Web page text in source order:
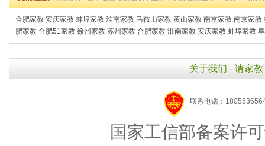
合肥家教 安庆家教 蚌埠家教 淮南家教 马鞍山家教 黄山家教 南京家教 南京家教
肥家教 合肥51家教 徐州家教 苏州家教 合肥家教 淮南家教 安庆家教 蚌埠家教
关于我们 - 请家教
联系电话：
国家工信部备案许